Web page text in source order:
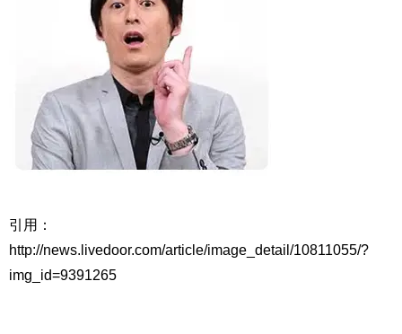
引用：
http://news.livedoor.com/article/image_detail/10811055/?
img_id=9391265